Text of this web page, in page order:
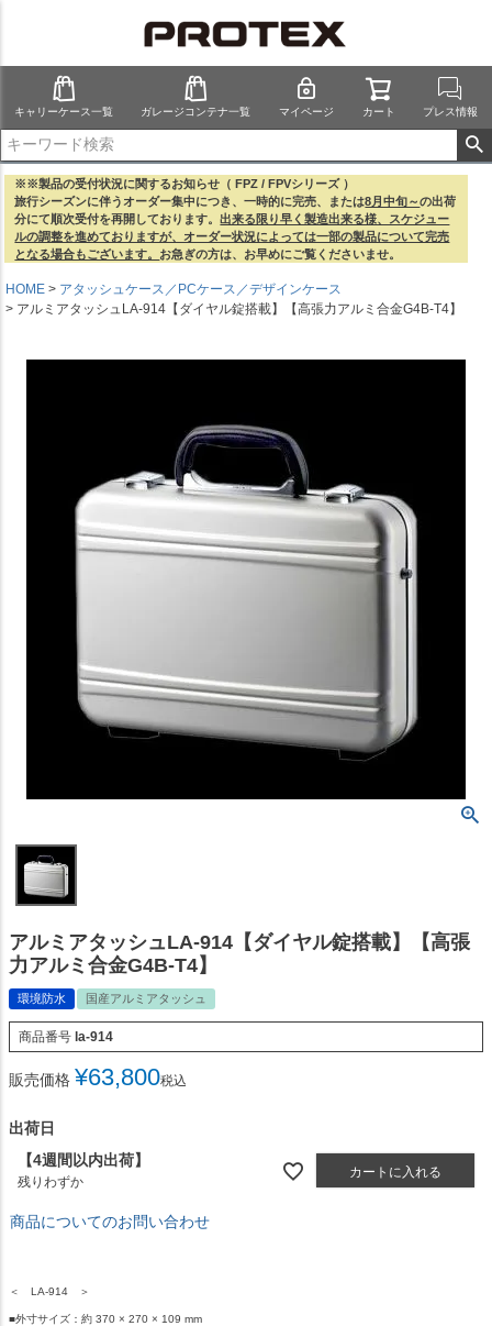
キャリーケース一覧 ガレージコンテナ一覧 マイページ カート プレス情報
※※製品の受付状況に関するお知らせ（ FPZ / FPVシリーズ ）
旅行シーズンに伴うオーダー集中につき、一時的に完売、または8月中旬～の出荷
分にて順次受付を再開しております。出来る限り早く製造出来る様、スケジュー
ルの調整を進めておりますが、オーダー状況によっては一部の製品について完売
となる場合もございます。 お急ぎの方は、お早めにご覧くださいませ。
HOME
アタッシュケース／PCケース／デザインケース
アルミアタッシュLA-914【ダイヤル錠搭載】【高張力アルミ合金G4B-T4】
アルミアタッシュLA-914【ダイヤル錠搭載】【高張
力アルミ合金G4B-T4】
環境防水 国産アルミアタッシュ
商品番号 la-914
販売価格 ¥63,800税込
出荷日
【4週間以内出荷】
残りわずか
カートに入れる
商品についてのお問い合わせ
＜ LA-914 ＞
■外寸サイズ：約 370 × 270 × 109 mm